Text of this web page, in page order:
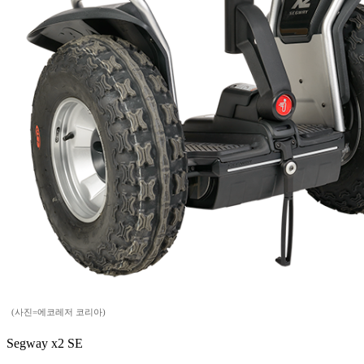
(사진=에코레저 코리아)
Segway x2 SE